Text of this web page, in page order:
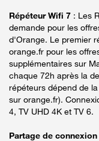
Répéteur Wifi 7 : Les
demande pour les
d'Orange. Le premier
orange.fr pour les
supplémentaires sur
chaque 72h après la
répéteurs dépend de
sur orange.fr).
4, TV UHD 4K et TV 6.
Partage de connexion